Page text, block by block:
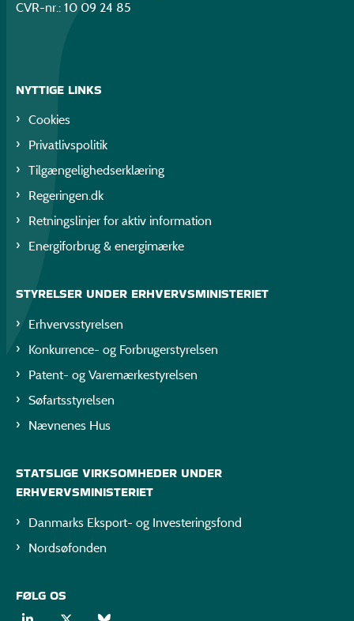
CVR-nr.: 10 09 24 85
NYTTIGE LINKS
Cookies
Privatlivspolitik
Tilgængelighedserklæring
Regeringen.dk
Retningslinjer for aktiv information
Energiforbrug & energimærke
STYRELSER UNDER ERHVERVSMINISTERIET
Erhvervsstyrelsen
Konkurrence- og Forbrugerstyrelsen
Patent- og Varemærkestyrelsen
Søfartsstyrelsen
Nævnenes Hus
STATSLIGE VIRKSOMHEDER UNDER
ERHVERVSMINISTERIET
Danmarks Eksport- og Investeringsfond
Nordsøfonden
FØLG OS